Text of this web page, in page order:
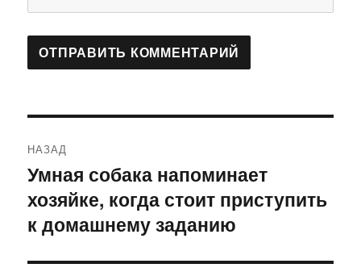
по
записям
НАЗАД
Предыдущая
запись:
Умная собака напоминает
хозяйке, когда стоит приступить
к домашнему заданию